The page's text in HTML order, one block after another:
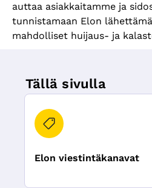
auttaa asiakkaitamme ja
tunnistamaan Elon
mahdolliset huijaus- ja
Tällä sivulla
Elon viestintäkanavat